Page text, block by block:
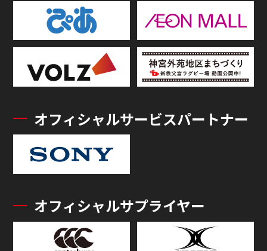
オフィシャルサービスパートナー
オフィシャルサプライヤー